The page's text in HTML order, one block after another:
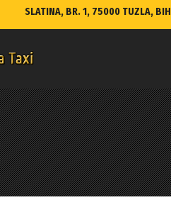
SLATINA, BR. 1, 75000 TUZLA, BIH